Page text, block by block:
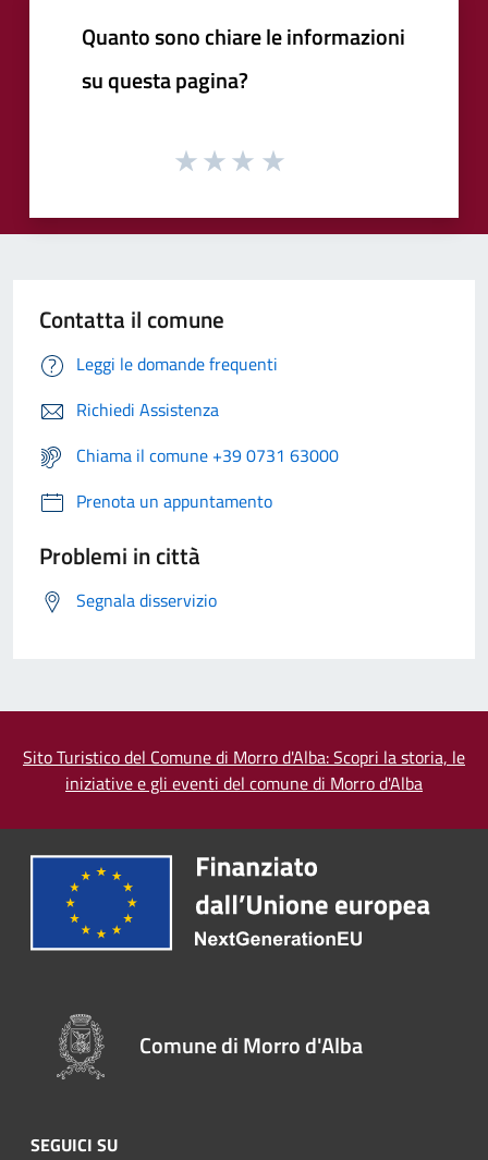
Quanto sono chiare le informazioni
su questa pagina?
Contatta il comune
Leggi le domande frequenti
Richiedi Assistenza
Chiama il comune +39 0731 63000
Prenota un appuntamento
Problemi in città
Segnala disservizio
Sito Turistico del Comune di Morro d'Alba: Scopri la storia, le
iniziative e gli eventi del comune di Morro d'Alba
Comune di Morro d'Alba
SEGUICI SU